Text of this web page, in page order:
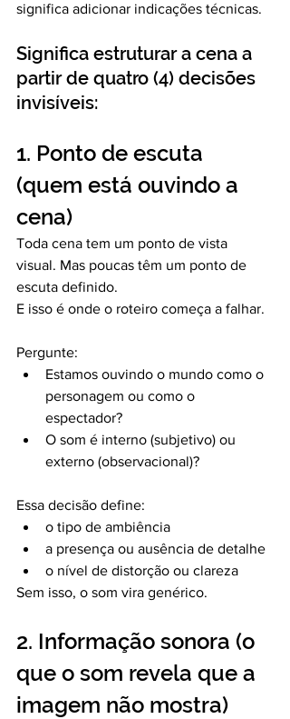
significa adicionar indicações técnicas.
Significa estruturar a cena a
partir de quatro (4) decisões
invisíveis:
1. Ponto de escuta
(quem está ouvindo a
cena)
Toda cena tem um ponto de vista
visual. Mas poucas têm um ponto de
escuta definido.
E isso é onde o roteiro começa a falhar.
Pergunte:
Estamos ouvindo o mundo como o
personagem ou como o
espectador?
O som é interno (subjetivo) ou
externo (observacional)?
Essa decisão define:
o tipo de ambiência
a presença ou ausência de detalhe
o nível de distorção ou clareza
Sem isso, o som vira genérico.
2. Informação sonora (o
que o som revela que a
imagem não mostra)